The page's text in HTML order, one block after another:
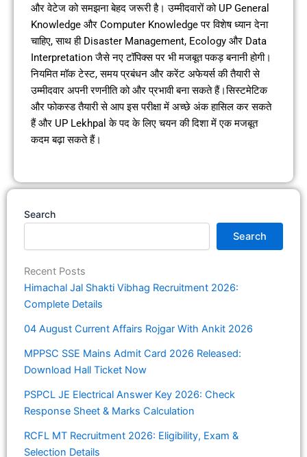
और वेटेज को समझना बेहद जरूरी है। उम्मीदवारों को UP General
Knowledge और Computer Knowledge पर विशेष ध्यान देना
चाहिए, साथ ही Disaster Management, Ecology और Data
Interpretation जैसे नए टॉपिक्स पर भी मजबूत पकड़ बनानी होगी।
नियमित मॉक टेस्ट, समय प्रबंधन और करेंट अफेयर्स की तैयारी से
उम्मीदवार अपनी रणनीति को और प्रभावी बना सकते हैं।सिस्टमेटिक
और फोकस्ड तैयारी से आप इस परीक्षा में अच्छे अंक हासिल कर सकते
हैं और UP Lekhpal के पद के लिए चयन की दिशा में एक मजबूत
कदम बढ़ा सकते हैं।
Search
Search
Recent Posts
Himachal Jal Shakti Vibhag Recruitment 2026:
Complete Details
04 August Current Affairs Rojgar With Ankit 2026
MPPSC SSE Mains Admit Card 2026 Released:
Download Hall Ticket Now
PSPCL JE Electrical Answer Key 2026: Check
Response Sheet & Marks Calculation
RCFL MT Recruitment 2026: Eligibility, Exam &
Selection Details